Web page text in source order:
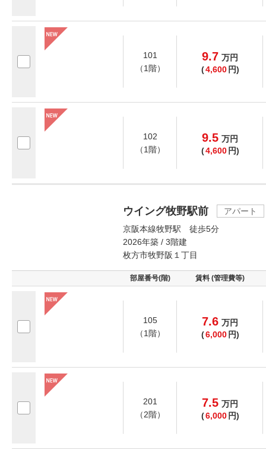
101
（1階）
9.7 万円
(4,600 円)
102
（1階）
9.5 万円
(4,600 円)
ウイング牧野駅前
アパート
京阪本線牧野駅 徒歩5分
2026年築 / 3階建
枚方市牧野阪１丁目
部屋番号(階) 賃料 (管理費等)
105
（1階）
7.6 万円
(6,000 円)
201
（2階）
7.5 万円
(6,000 円)